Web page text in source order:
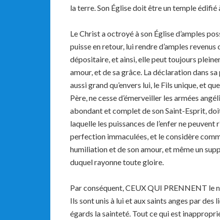
la terre. Son Église doit être un temple édifié
Le Christ a octroyé à son Église d’amples
puisse en retour, lui rendre d’amples
dépositaire, et ainsi, elle peut toujours
amour, et de sa grâce. La déclaration dans
aussi grand qu’envers lui, le Fils unique, et
Père, ne cesse d’émerveiller les armées
abondant et complet de son Saint-Esprit,
laquelle les puissances de l’enfer ne
perfection immaculées, et le considère
humiliation et de son amour, et même un
duquel rayonne toute gloire.
Par conséquent, CEUX QUI PRENNENT le
Ils sont unis à lui et aux saints anges par
égards la sainteté. Tout ce qui est